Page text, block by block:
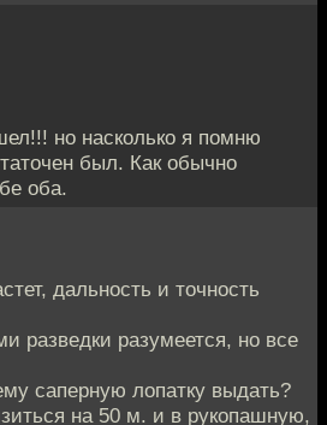
но насколько я помню
был. Как обычно
оба.
дальность и точность
разведки разумеется, но все
саперную лопатку выдать?
на 50 м. и в рукопашную,